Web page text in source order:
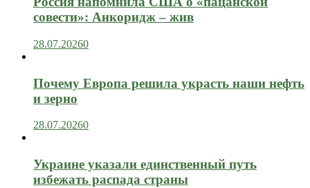
совести»: Анкоридж – жив
28.07.20260
Почему Европа решила украсть наши нефть
и зерно
28.07.20260
Украине указали единственный путь
избежать распада страны